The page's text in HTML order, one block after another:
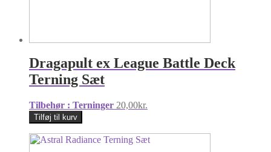
Dragapult ex League Battle Deck
Terning Sæt
Tilbehør : Terninger 20,00kr.
Tilføj til kurv